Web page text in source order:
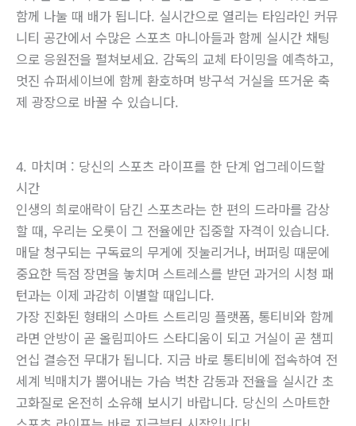
함께 나눌 때 배가 됩니다. 실시간으로 열리는 타임라인 커뮤
니티 공간에서 수많은 스포츠 마니아들과 함께 실시간 채팅
으로 응원전을 펼쳐보세요. 감독의 교체 타이밍을 예측하고,
멋진 슈퍼세이브에 함께 환호하며 방구석 거실을 뜨거운 축
제 광장으로 바꿀 수 있습니다.
4. 마치며 : 당신의 스포츠 라이프를 한 단계 업그레이드할
시간
인생의 희로애락이 담긴 스포츠라는 한 편의 드라마를 감상
할 때, 우리는 오롯이 그 전율에만 집중할 자격이 있습니다.
매달 청구되는 구독료의 무게에 짓눌리거나, 버퍼링 때문에
중요한 득점 장면을 놓치며 스트레스를 받던 과거의 시청 패
턴과는 이제 과감히 이별할 때입니다.
가장 진화된 형태의 스마트 스트리밍 플랫폼, 통티비와 함께
라면 안방이 곧 올림피아드 스타디움이 되고 거실이 곧 챔피
언십 결승전 무대가 됩니다. 지금 바로 통티비에 접속하여 전
세계 빅매치가 뿜어내는 가슴 벅찬 감동과 전율을 실시간 초
고화질로 온전히 소유해 보시기 바랍니다. 당신의 스마트한